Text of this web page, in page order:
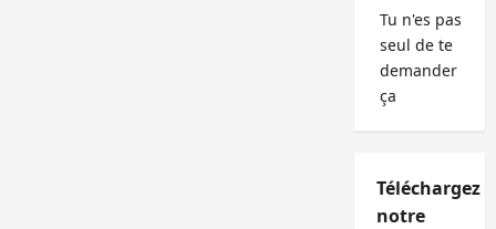
Tu n'es pas
seul de te
demander
ça
Téléchargez
notre